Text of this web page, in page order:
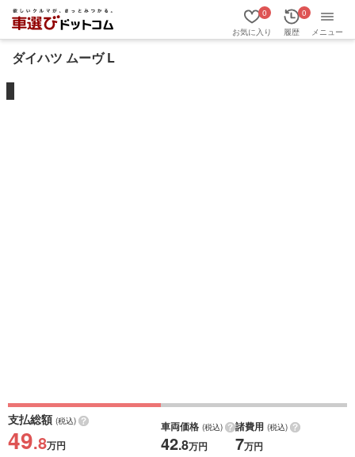
お気に入り
0
履歴
0
メニュー
ダイハツ ムーヴ L
支払総額 (税込)
49.8万円
車両価格 (税込)
42.8万円
諸費用 (税込)
7万円